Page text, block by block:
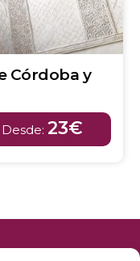
Córdoba y
Desde: 23€